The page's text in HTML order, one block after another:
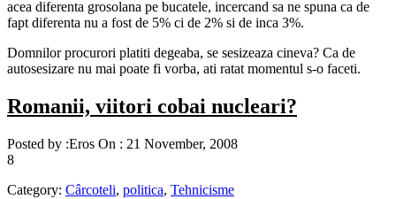
acea diferenta grosolana pe bucatele, incercand sa ne spuna ca de
fapt diferenta nu a fost de 5% ci de 2% si de inca 3%.
Domnilor procurori platiti degeaba, se sesizeaza cineva? Ca de
autosesizare nu mai poate fi vorba, ati ratat momentul s-o faceti.
Romanii, viitori cobai nucleari?
Posted by :Eros On : 21 November, 2008
8
Category: Cârcoteli, politica, Tehnicisme